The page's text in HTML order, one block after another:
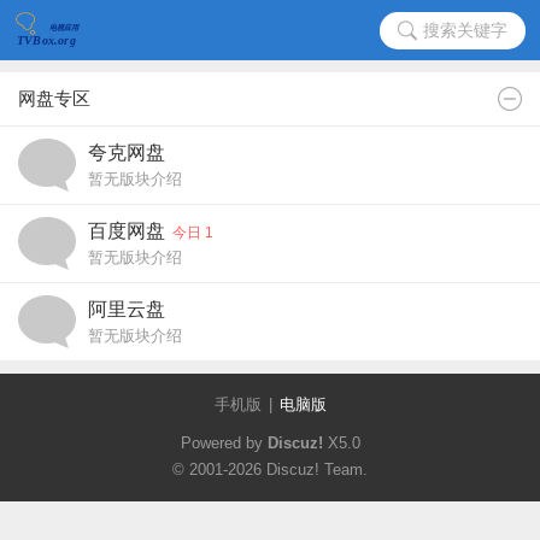
搜索关键字
网盘专区
夸克网盘
暂无版块介绍
百度网盘 今日 1
暂无版块介绍
阿里云盘
暂无版块介绍
手机版 电脑版
Powered by Discuz! X5.0
© 2001-2026 Discuz! Team.